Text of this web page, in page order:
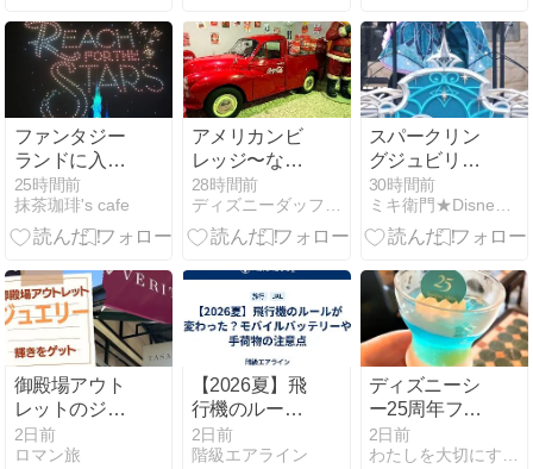
舗を食べ歩い
てみた
ファンタジー
ランドに入れ
ない！？
Reach For The
Starsのフィナ
題！
25時間前
抹茶珈琲's cafe
アメリカンビ
レッジ〜なぜ
か良く知って
る？古き良き
アメリカの展
28時間前
ディズニーダッフィ―大好き剣道剣士
スパークリン
グジュビリー
25周年を見た
ハーバーショ
ー
30時間前
ミキ衛門★Disney Dream Club★
御殿場アウト
レットのジュ
エリーがお
得！アクセサ
2日前
ロマン旅
【2026夏】飛
行機のルール
が変わった？
モバイルバッ
2日前
階級エアライン
ディズニーシ
ー25周年フー
ド｜下調べせ
ず失敗した私
2日前